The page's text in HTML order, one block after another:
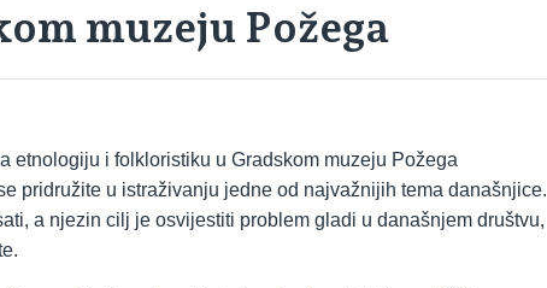
muzeju Požega
etnologiju i folkloristiku u Gradskom muzeju Požega
pridružite u istraživanju jedne od najvažnijih tema današnjice.
a njezin cilj je osvijestiti problem gladi u današnjem društvu,